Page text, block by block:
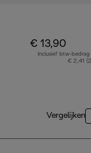
€ 13,90
Inclusief btw-bedrag
€ 2,41
Vergelijken